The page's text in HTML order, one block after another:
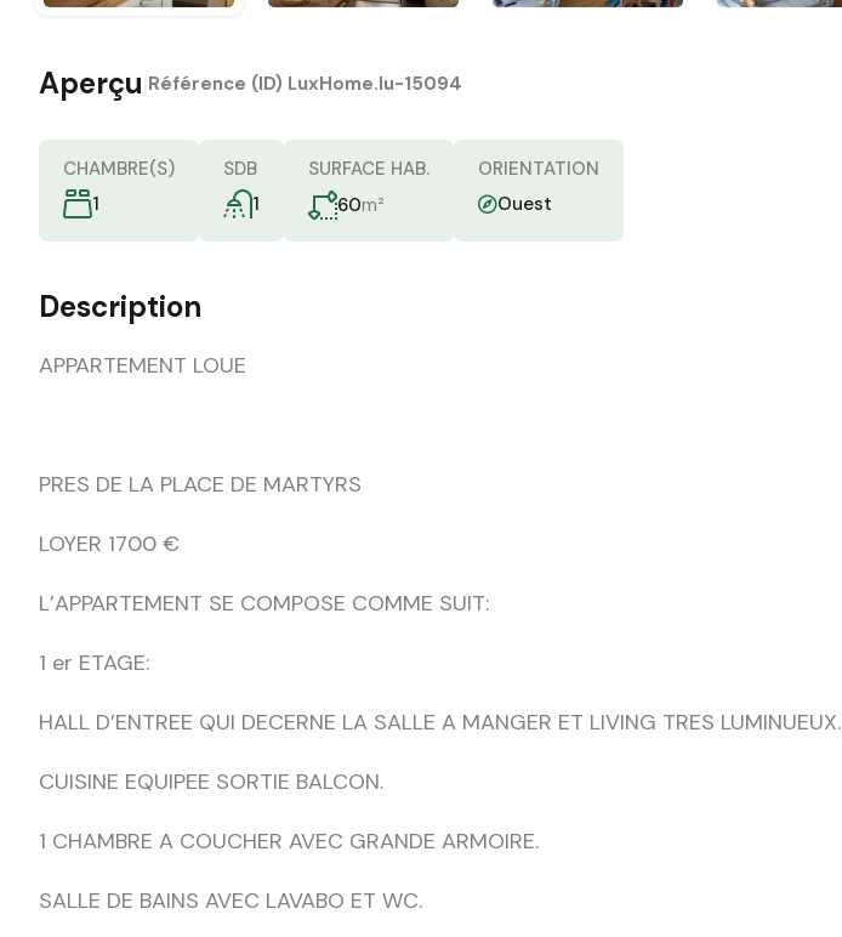
Aperçu Référence (ID) LuxHome.lu-15094
CHAMBRE(S)
1
SDB
1
SURFACE HAB.
60m²
ORIENTATION
Ouest
Description
APPARTEMENT LOUE
PRES DE LA PLACE DE MARTYRS
LOYER 1700 €
L’APPARTEMENT SE COMPOSE COMME SUIT:
1 er ETAGE:
HALL D’ENTREE QUI DECERNE LA SALLE A MANGER ET LIVING TRES LUMINUEUX.
CUISINE EQUIPEE SORTIE BALCON.
1 CHAMBRE A COUCHER AVEC GRANDE ARMOIRE.
SALLE DE BAINS AVEC LAVABO ET WC.